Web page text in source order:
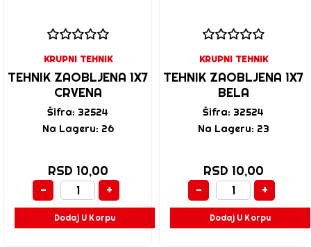
KRUPNI TEHNIK
TEHNIK ZAOBLJENA 1X7
CRVENA
Šifra: 32524
Na Lageru: 26
RSD 10,00
-
+
Dodaj U Korpu
KRUPNI TEHNIK
TEHNIK ZAOBLJENA 1X7
BELA
Šifra: 32524
Na Lageru: 23
RSD 10,00
-
+
Dodaj U Korpu